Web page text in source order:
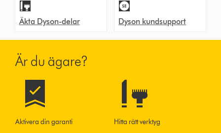
Äkta Dyson-delar Dyson kundsupport
Är du ägare?
Aktivera din garanti Hitta rätt verktyg